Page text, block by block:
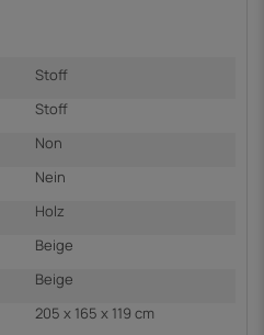
Stoff
Stoff
Non
Nein
Holz
Beige
Beige
205 x 165 x 119 cm